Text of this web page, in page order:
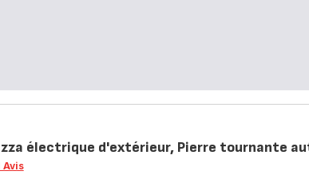
électrique d'extérieur, Pierre tournante
Avis